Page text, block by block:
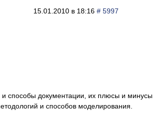
15.01.2010 в 18:16 # 5997
способы документации, их плюсы и минусы.
и способов моделирования.